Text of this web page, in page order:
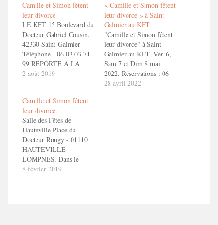
Camille et Simon fêtent
leur divorce
LE KFT 15 Boulevard du
Docteur Gabriel Cousin,
42330 Saint-Galmier
Téléphone : 06 03 03 71
99 REPORTE A LA
SAISON PROCHAINE !
DIVORCEEn savoir
+ Camille et Simon fêtent
leur divorce !
2 août 2019
« Camille et Simon fêtent
leur divorce » à Saint-
Galmier au KFT.
"Camille et Simon fêtent
leur divorce" à Saint-
Galmier au KFT. Ven 6,
Sam 7 et Dim 8 mai
2022. Réservations : 06
03 03 71 99 ou
28 avril 2022
Camille et Simon fêtent
leur divorce.
Salle des Fêtes de
Hauteville Place du
Docteur Rougy - 01110
HAUTEVILLE
LOMPNES. Dans le
cadre du Festival de
8 février 2019